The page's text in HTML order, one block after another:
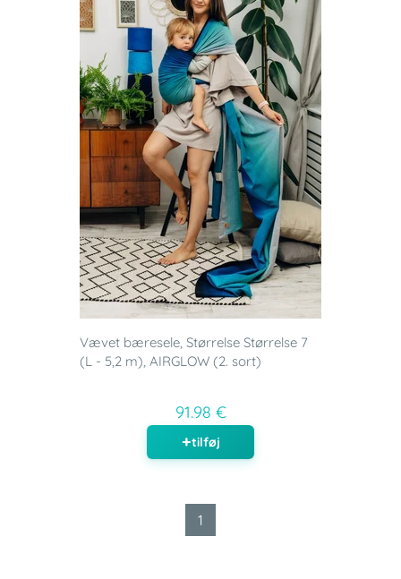
Vævet bæresele, Størrelse Størrelse 7
(L - 5,2 m), AIRGLOW (2. sort)
91.98 €
tilføj
1